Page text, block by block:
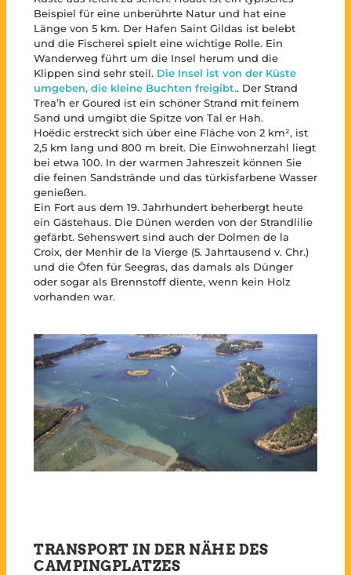
Beispiel für eine unberührte Natur und hat eine
Länge von 5 km. Der Hafen Saint Gildas ist belebt
und die Fischerei spielt eine wichtige Rolle. Ein
Wanderweg führt um die Insel herum und die
Klippen sind sehr steil. Die Insel ist von der Küste
umgeben, die kleine Buchten freigibt.. Der Strand
Trea’h er Goured ist ein schöner Strand mit feinem
Sand und umgibt die Spitze von Tal er Hah.
Hoëdic erstreckt sich über eine Fläche von 2 km², ist
2,5 km lang und 800 m breit. Die Einwohnerzahl liegt
bei etwa 100. In der warmen Jahreszeit können Sie
die feinen Sandstrände und das türkisfarbene Wasser
genießen.
Ein Fort aus dem 19. Jahrhundert beherbergt heute
ein Gästehaus. Die Dünen werden von der Strandlilie
gefärbt. Sehenswert sind auch der Dolmen de la
Croix, der Menhir de la Vierge (5. Jahrtausend v. Chr.)
und die Öfen für Seegras, das damals als Dünger
oder sogar als Brennstoff diente, wenn kein Holz
vorhanden war.
TRANSPORT IN DER NÄHE DES
CAMPINGPLATZES